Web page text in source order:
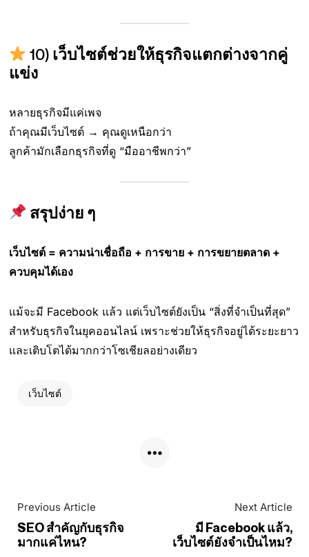
10) เว็บไซต์ช่วยให้ธุรกิจแตกต่างจากคู่
แข่ง
หลายธุรกิจมีแค่เพจ
ถ้าคุณมีเว็บไซต์ → คุณดูเหนือกว่า
ลูกค้ามักเลือกธุรกิจที่ดู “มืออาชีพกว่า”
สรุปง่าย ๆ
เว็บไซต์ = ความน่าเชื่อถือ + การขาย + การขยายตลาด +
ควบคุมได้เอง
แม้จะมี Facebook แล้ว แต่เว็บไซต์ยังเป็น “สิ่งที่จำเป็นที่สุด”
สำหรับธุรกิจในยุคออนไลน์ เพราะช่วยให้ธุรกิจอยู่ได้ระยะยาว
และเติบโตได้มากกว่าโซเชียลอย่างเดียว
เว็บไซต์
Previous Article
SEO สำคัญกับธุรกิจ
มากแค่ไหน?
Next Article
มี Facebook แล้ว,
เว็บไซต์ยังจำเป็นไหม?